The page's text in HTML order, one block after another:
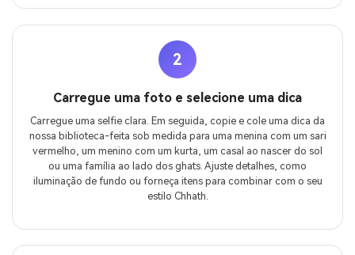
2
Carregue uma foto e selecione uma dica
Carregue uma selfie clara. Em seguida, copie e cole uma dica da
nossa biblioteca-feita sob medida para uma menina com um sari
vermelho, um menino com um kurta, um casal ao nascer do sol
ou uma família ao lado dos ghats. Ajuste detalhes, como
iluminação de fundo ou forneça itens para combinar com o seu
estilo Chhath.